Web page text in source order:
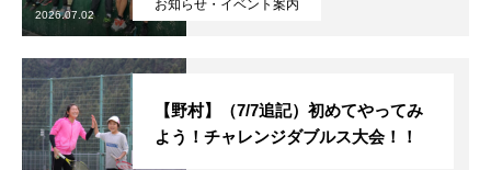
お知らせ・イベント案内
2026.07.02
【野村】（7/7追記）初めてやってみ
よう！チャレンジダブルス大会！！